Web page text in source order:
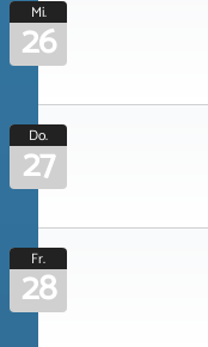
Mi.
26
Do.
27
Fr.
28